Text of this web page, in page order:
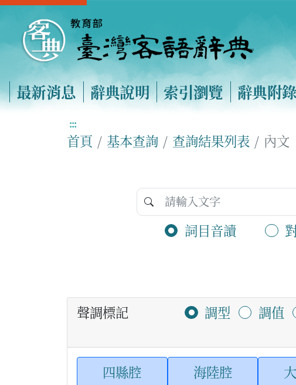
最新消息 辭典說明 索引瀏覽 辭典附錄
:::
首頁 基本查詢 查詢結果列表 內文
詞目音讀
聲調標記 調型 調值
四縣腔 海陸腔